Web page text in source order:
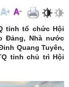
tỉnh tổ chức Hội
Đảng, Nhà nước
Quang Tuyên,
tỉnh chủ trì Hội